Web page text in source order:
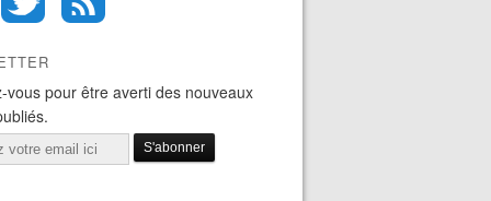
vous pour être averti des nouveaux